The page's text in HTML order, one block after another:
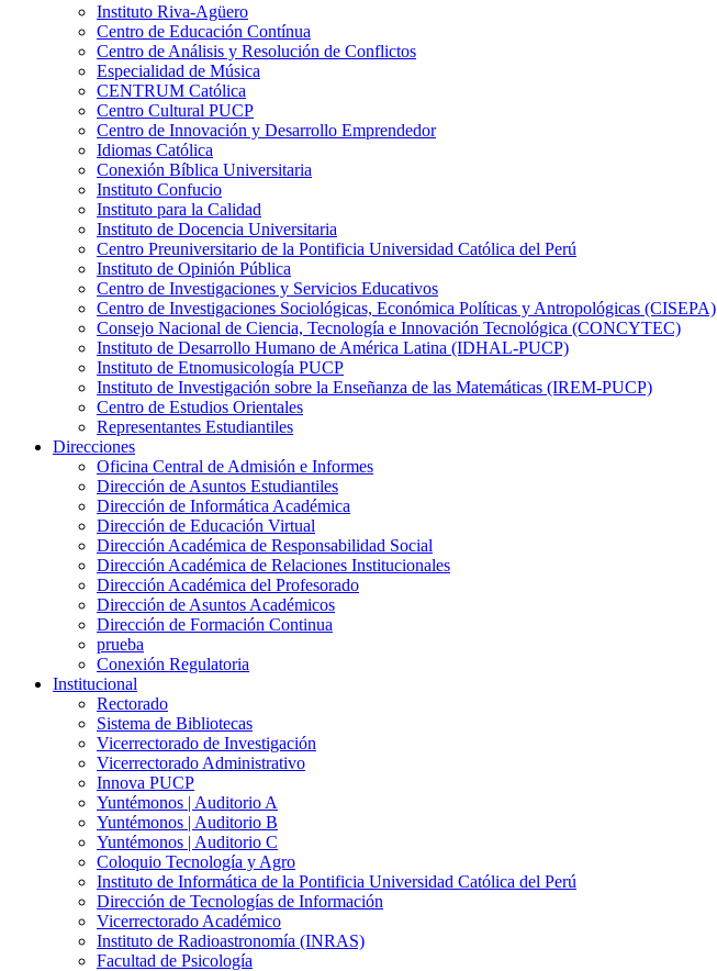
Instituto Riva-Agüero
Centro de Educación Contínua
Centro de Análisis y Resolución de Conflictos
Especialidad de Música
CENTRUM Católica
Centro Cultural PUCP
Centro de Innovación y Desarrollo Emprendedor
Idiomas Católica
Conexión Bíblica Universitaria
Instituto Confucio
Instituto para la Calidad
Instituto de Docencia Universitaria
Centro Preuniversitario de la Pontificia Universidad Católica del Perú
Instituto de Opinión Pública
Centro de Investigaciones y Servicios Educativos
Centro de Investigaciones Sociológicas, Económica Políticas y Antropológicas (CISEPA)
Consejo Nacional de Ciencia, Tecnología e Innovación Tecnológica (CONCYTEC)
Instituto de Desarrollo Humano de América Latina (IDHAL-PUCP)
Instituto de Etnomusicología PUCP
Instituto de Investigación sobre la Enseñanza de las Matemáticas (IREM-PUCP)
Centro de Estudios Orientales
Representantes Estudiantiles
Direcciones
Oficina Central de Admisión e Informes
Dirección de Asuntos Estudiantiles
Dirección de Informática Académica
Dirección de Educación Virtual
Dirección Académica de Responsabilidad Social
Dirección Académica de Relaciones Institucionales
Dirección Académica del Profesorado
Dirección de Asuntos Académicos
Dirección de Formación Continua
prueba
Conexión Regulatoria
Institucional
Rectorado
Sistema de Bibliotecas
Vicerrectorado de Investigación
Vicerrectorado Administrativo
Innova PUCP
Yuntémonos | Auditorio A
Yuntémonos | Auditorio B
Yuntémonos | Auditorio C
Coloquio Tecnología y Agro
Instituto de Informática de la Pontificia Universidad Católica del Perú
Dirección de Tecnologías de Información
Vicerrectorado Académico
Instituto de Radioastronomía (INRAS)
Facultad de Psicología